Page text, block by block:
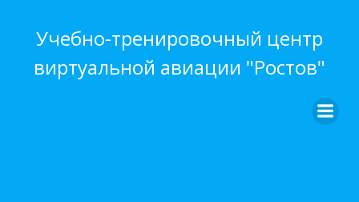
содержимому
Учебно-тренировочный центр
виртуальной авиации "Ростов"